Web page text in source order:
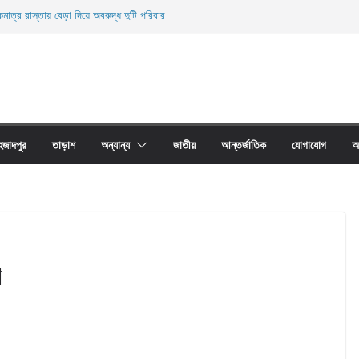
রাস্তায় বেড়া দিয়ে অবরুদ্ধ দুটি পরিবার
তাড়াশ অন্যান্য জাতীয় আন্তর্জাতিক যোগাযোগ